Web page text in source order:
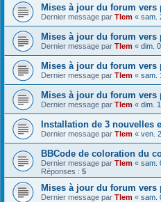
Mises à jour du forum vers
Dernier message par Tlem « sam.
Mises à jour du forum vers
Dernier message par Tlem « dim.
Mises à jour du forum vers
Dernier message par Tlem « sam.
Mises à jour du forum vers
Dernier message par Tlem « dim.
Installation de 3 nouvelles
Dernier message par Tlem « ven.
BBCode de coloration du
Dernier message par Tlem « sam.
Réponses : 5
Mises à jour du forum vers
Dernier message par Tlem « sam.